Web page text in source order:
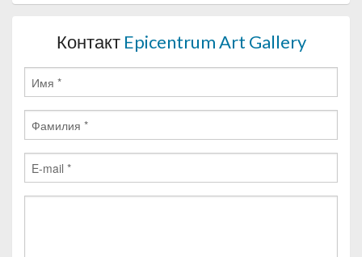
Контакт Epicentrum Art Gallery